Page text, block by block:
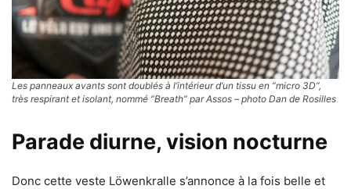
Les panneaux avants sont doublés à l’intérieur d’un tissu en “micro 3D”,
très respirant et isolant, nommé “Breath” par Assos – photo Dan de Rosilles
Parade diurne, vision nocturne
Donc cette veste Löwenkralle s’annonce à la fois belle et